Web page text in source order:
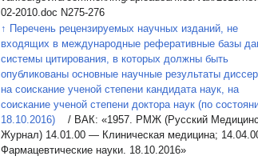
02-2010.doc N275-276
↑
Перечень рецензируемых научных изданий, не
входящих в международные реферативные базы
системы цитирования, в которых должны быть
опубликованы основные научные результаты
на соискание ученой степени кандидата наук, на
соискание ученой степени доктора наук (по
18.10.2016)
/ ВАК: «1957. РМЖ (Русский
Журнал) 14.01.00 — Клиническая медицина;
Фармацевтические науки. 18.10.2016»